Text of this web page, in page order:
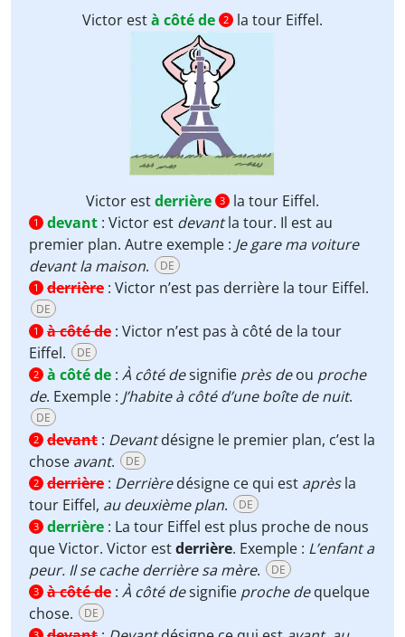
Victor està côté de 2 la tour Eiffel.
Victor estderrière 3 la tour Eiffel.
1 devant : Victor est devantla tour. Il est au
premier plan. Autre exemple : Je gare ma voiture
devant la maison. DE
1 derrière : Victor n’est pas derrière la tour Eiffel.
DE
1 à côté de : Victor n’est pas à côté de la tour
Eiffel.
DE
2 à côté de : À côté designifie près deou proche
de. Exemple : J’habite à côté d’une boîte de nuit.
DE
2 devant : Devantdésigne le premier plan, c’est la
chose avant. DE
2 derrière : Derrièredésigne ce qui est aprèsla
tour Eiffel, au deuxième plan. DE
3 derrière : La tour Eiffel est plus proche de nous
que Victor. Victor estderrière. Exemple : L’enfant a
peur. Il se cache derrière sa mère. DE
3 à côté de : À côté designifie proche dequelque
chose.
DE